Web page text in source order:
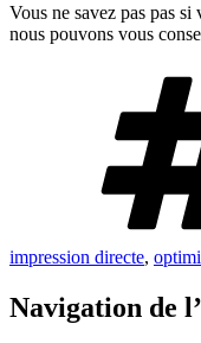
Vous ne savez pas pas si
nous pouvons vous
impression directe,
Navigation de